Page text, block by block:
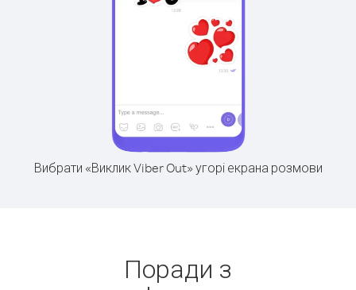
Вибрати «Виклик Viber Out» угорі екрана розмови
Поради з